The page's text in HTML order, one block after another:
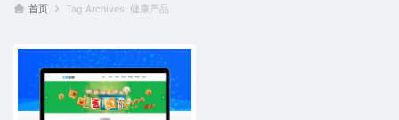
首页 Tag Archives: 健康产品